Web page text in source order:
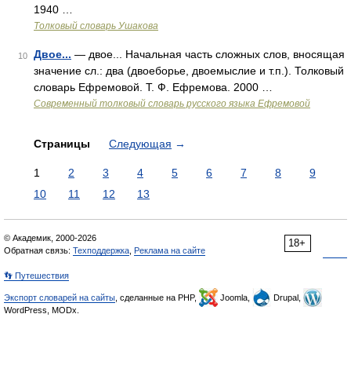
1940 …
Толковый словарь Ушакова
10 Двое... — двое... Начальная часть сложных слов, вносящая
значение сл.: два (двоеборье, двоемыслие и т.п.). Толковый
словарь Ефремовой. Т. Ф. Ефремова. 2000 …
Современный толковый словарь русского языка Ефремовой
Страницы Следующая →
1 2 3 4 5 6 7 8
9
10
11 12 13
18+
© Академик, 2000-2026
Обратная связь: Техподдержка Реклама на сайте
👣 Путешествия
Экспорт словарей на сайты , сделанные на PHP, Joomla,
Drupal,
WordPress, MODx.